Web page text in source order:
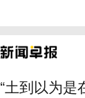
“土到以为是